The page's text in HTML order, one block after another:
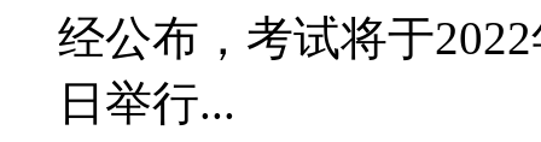
经公布，考试将于
日举行...